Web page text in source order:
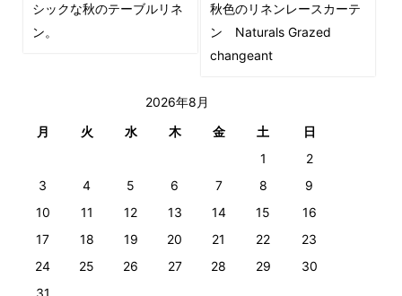
シックな秋のテーブルリネ
ン。
秋色のリネンレースカーテ
ン Naturals Grazed
changeant
2026年8月
月
火 水 木 金 土 日
1
2
3
4 5 6 7 8
9
10
11 12 13 14 15
16
17
18 19 20 21 22
23
24
25 26 27 28 29
30